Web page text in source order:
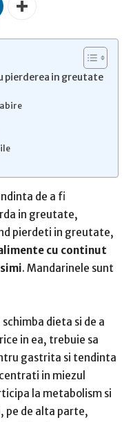
pierderea in greutate
de a fi
in greutate,
pierdeti in greutate,
cu continut
. Mandarinele sunt
dieta si de a
in ea, trebuie sa
gastrita si tendinta
in miezul
la metabolism si
pe de alta parte,